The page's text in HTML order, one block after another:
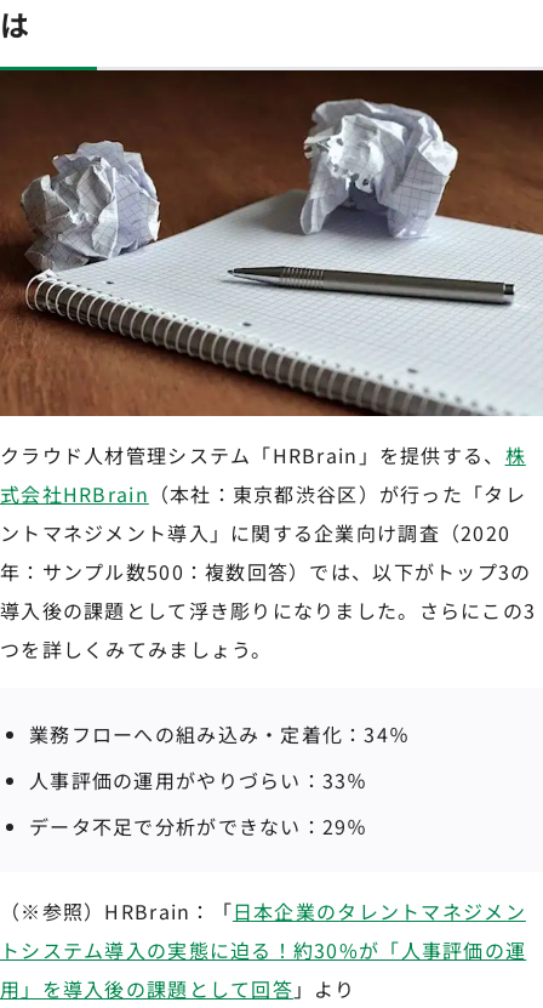
は
クラウド人材管理システム「HRBrain」を提供する、 株
式会社HRBrain （本社：東京都渋谷区）が行った「タレ
ントマネジメント導入」に関する企業向け調査（2020
年：サンプル数500：複数回答）では、以下がトップ3の
導入後の課題として浮き彫りになりました。さらにこの3
つを詳しくみてみましょう。
業務フローへの組み込み・定着化：34％
人事評価の運用がやりづらい：33％
データ不足で分析ができない：29％
（※参照）HRBrain：「日本企業のタレントマネジメン
トシステム導入の実態に迫る！約30%が「人事評価の運
用」を導入後の課題として回答 」より